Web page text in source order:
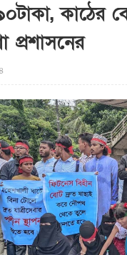
কাঠের
প্রশাসনের